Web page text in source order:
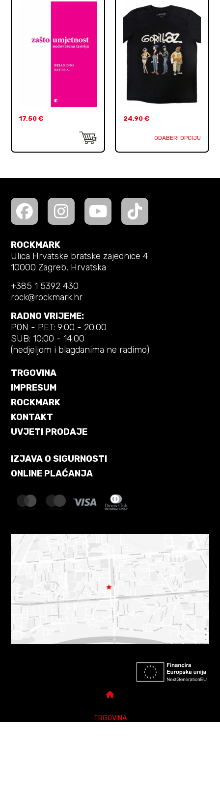
DARUJ POKLON BON
17,50€ 24,90 €
ODABERI OPCIJU
ROCKMARK
Ulica Hrvatske bratske zajednice 4
10000 Zagreb, Hrvatska
+385 1 5392 430
rock@rockmark.hr
RADNO VRIJEME:
PON - PET: 9:00 - 20:00
SUB: 10:00 - 14:00
(nedjeljom i blagdanima ne radimo)
TRGOVINA
IMPRESUM
ROCKMARK
KONTAKT
UVJETI PRODAJE
IZJAVA O SIGURNOSTI
ONLINE PLAĆANJA
TRGOVINA